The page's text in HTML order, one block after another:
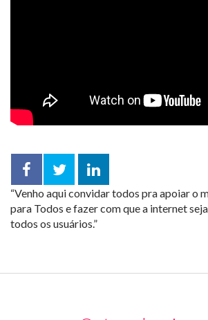
Facebook
TwitterLinkedIn
compartilhar
“Venho aqui convidar todos pra apoiar o
para Todos e fazer com que a internet
todos os usuários.”